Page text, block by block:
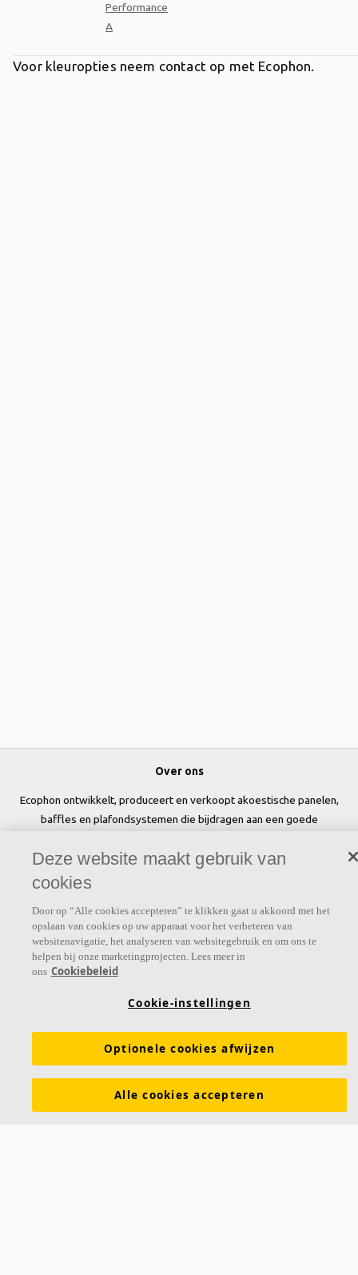
Performance
A
Voor kleuropties neem contact op met Ecophon.
Over ons
Ecophon ontwikkelt, produceert en verkoopt akoestische panelen,
baffles en plafondsystemen die bijdragen aan een goede
verbeteren.
Prijslijst Kennis akoestiek
Functionele eigenschappen Kleuren en oppervlakken
Over Ecophon Duurzaamheid Carriëre
Deze website maakt gebruik van
cookies
Door op “Alle cookies accepteren” te klikken gaat u akkoord met het
opslaan van cookies op uw apparaat voor het verbeteren van
websitenavigatie, het analyseren van websitegebruik en om ons te
helpen bij onze marketingprojecten. Lees meer in
ons Cookiebeleid
Cookie-instellingen
Optionele cookies afwijzen
Alle cookies accepteren